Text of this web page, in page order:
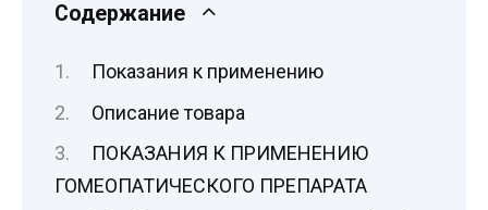
Содержание
Показания к применению
Описание товара
ПОКАЗАНИЯ К ПРИМЕНЕНИЮ
ГОМЕОПАТИЧЕСКОГО ПРЕПАРАТА